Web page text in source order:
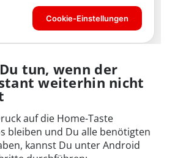
tun, wenn der
weiterhin nicht
auf die Home-Taste
bleiben und Du alle benötigten
kannst Du unter Android